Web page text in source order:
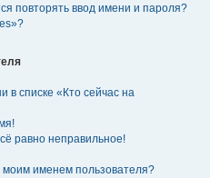
повторять ввод имени и пароля?
в списке «Кто сейчас на
равно неправильное!
именем пользователя?